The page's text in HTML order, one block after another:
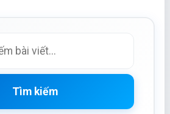
Tìm kiếm